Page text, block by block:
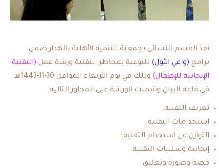
نفذ القسم النسائي بجمعية التنمية الأهلية بالهدار ضمن
برامج (واعي الأول) للتوعية بمخاطر التقنية ورشة عمل (التقنية
الإيجابية للإطفال)
وذلك في يوم الأربعاء الموافق 30-11-1443هـ
في قاعة البيان وشملت الورشة على المحاور التالية:
تعريف التقنية.
استخدامات التقنية.
التوازن في استخدام التقنية.
إيجابية وسلبيات التقنية.
قصة وصورة وتعليق.